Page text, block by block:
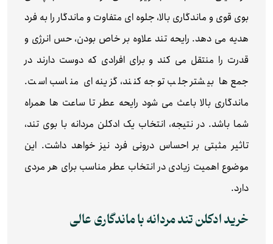
بوی قوی و ماندگاری بالا، جلوه ای متفاوت و ماندگار را به فرد
هدیه می دهد. رایحه تند علاوه بر خاص بودن، حس انرژی و
قدرت را منتقل می کند و برای افرادی که دوست دارند در
جمع ها بیشتر جلب توجه کنند، گزینه ای مناسب است.
ماندگاری بالا باعث می شود رایحه عطر تا ساعت ها همراه
شما باشد. در نتیجه، انتخاب یک ادکلن مردانه با بوی تند،
تاثیر مثبتی بر احساس درونی فرد نیز خواهد داشت. این
موضوع اهمیت زیادی در انتخاب عطر مناسب برای هر مردی
دارد.
خرید ادکلن تند مردانه با ماندگاری عالی